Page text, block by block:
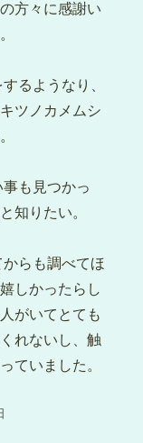
方々に感謝い
るようなり、
ツノカメムシ
も見つかっ
知りたい。
らも調べてほ
しかったらし
がいてとても
れないし、触
ていました。